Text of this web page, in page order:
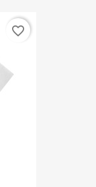
favorite_border